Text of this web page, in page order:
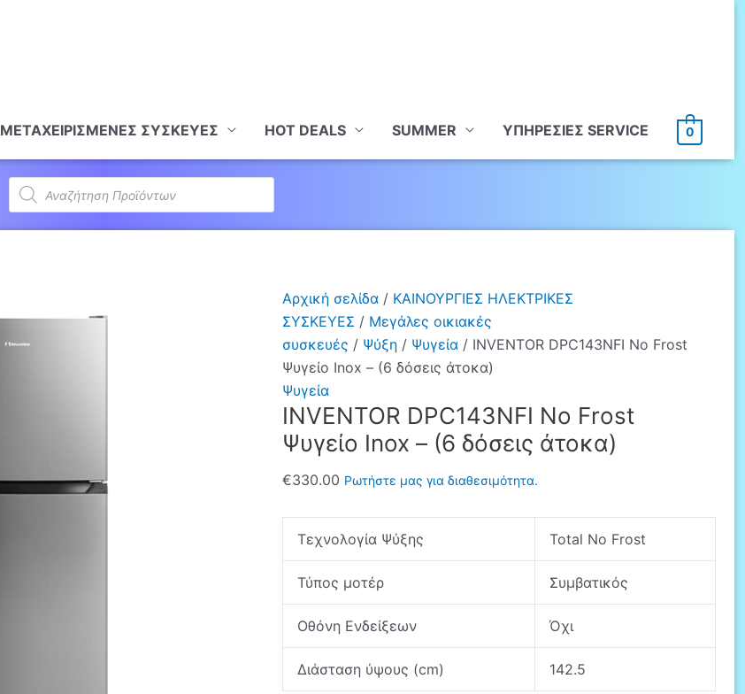
ΜΕΤΑΧΕΙΡΙΣΜΕΝΕΣ ΣΥΣΚΕΥΕΣ HOT DEALS SUMMER ΥΠHΡΕΣΙΕΣ SERVICE 0
Products
search
Αρχική σελίδα/ ΚΑΙΝΟΥΡΓΙΕΣ ΗΛΕΚΤΡΙΚΕΣ
ΣΥΣΚΕΥΕΣ / Μεγάλες οικιακές
συσκευές / Ψύξη/ Ψυγεία/ INVENTOR DPC143NFI No Frost
Ψυγείο Inox – (6 δόσεις άτοκα)
Ψυγεία
INVENTOR DPC143NFI No Frost
Ψυγείο Inox – (6 δόσεις άτοκα)
€330.00 Ρωτήστε μας για διαθεσιμότητα.
Τεχνολογία Ψύξης Total No Frost
Τύπος μοτέρ Συμβατικός
Οθόνη Ενδείξεων Όχι
Διάσταση ύψους (cm) 142.5